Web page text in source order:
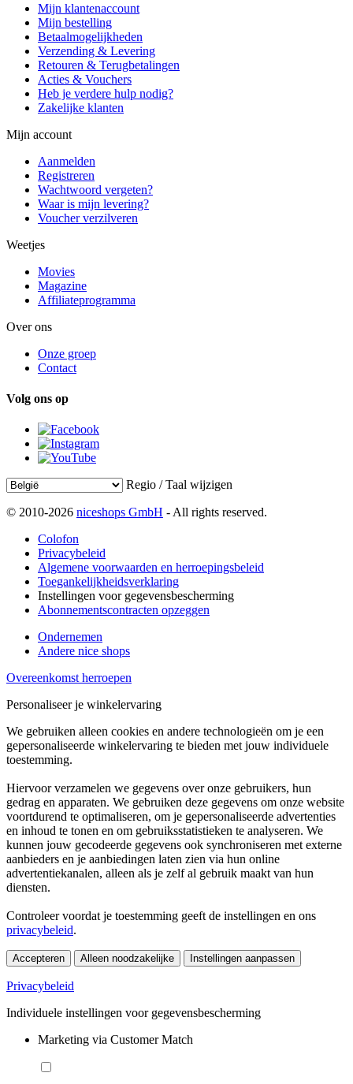
Mijn klantenaccount
Mijn bestelling
Betaalmogelijkheden
Verzending & Levering
Retouren & Terugbetalingen
Acties & Vouchers
Heb je verdere hulp nodig?
Zakelijke klanten
Mijn account
Aanmelden
Registreren
Wachtwoord vergeten?
Waar is mijn levering?
Voucher verzilveren
Weetjes
Movies
Magazine
Affiliateprogramma
Over ons
Onze groep
Contact
Volg ons op
Regio / Taal wijzigen
© 2010-2026 niceshops GmbH - All rights reserved.
Colofon
Privacybeleid
Algemene voorwaarden en herroepingsbeleid
Toegankelijkheidsverklaring
Instellingen voor gegevensbescherming
Abonnementscontracten opzeggen
Ondernemen
Andere nice shops
Overeenkomst herroepen
Personaliseer je winkelervaring
We gebruiken alleen cookies en andere technologieën om je een
gepersonaliseerde winkelervaring te bieden met jouw individuele
toestemming.
Hiervoor verzamelen we gegevens over onze gebruikers, hun
gedrag en apparaten. We gebruiken deze gegevens om onze website
voortdurend te optimaliseren, om je gepersonaliseerde advertenties
en inhoud te tonen en om gebruiksstatistieken te analyseren. We
kunnen jouw gecodeerde gegevens ook synchroniseren met externe
aanbieders en je aanbiedingen laten zien via hun online
advertentiekanalen, alleen als je zelf al gebruik maakt van hun
diensten.
Controleer voordat je toestemming geeft de instellingen en ons
privacybeleid.
Accepteren Alleen noodzakelijke Instellingen aanpassen
Privacybeleid
Individuele instellingen voor gegevensbescherming
Marketing via Customer Match